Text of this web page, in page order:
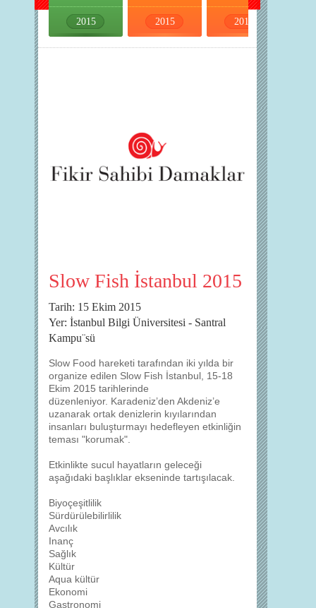
2015 2015 2015
Slow Fish İstanbul 2015
Tarih: 15 Ekim 2015
Yer: İstanbul Bilgi Üniversitesi - Santral
Kampu¨sü
Slow Food hareketi tarafından iki yılda bir
organize edilen Slow Fish İstanbul, 15-18
Ekim 2015 tarihlerinde
düzenleniyor. Karadeniz’den Akdeniz’e
uzanarak ortak denizlerin kıyılarından
insanları buluşturmayı hedefleyen etkinliğin
teması "korumak".
Etkinlikte sucul hayatların geleceği
aşağıdaki başlıklar ekseninde tartışılacak.
Biyoçeşitlilik
Sürdürülebilirlilik
Avcılık
Inanç
Sağlık
Kültür
Aqua kültür
Ekonomi
Gastronomi